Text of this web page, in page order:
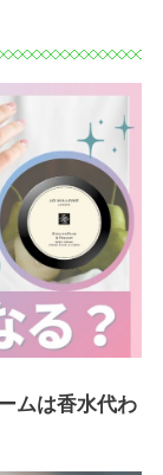
ムは香水代わ